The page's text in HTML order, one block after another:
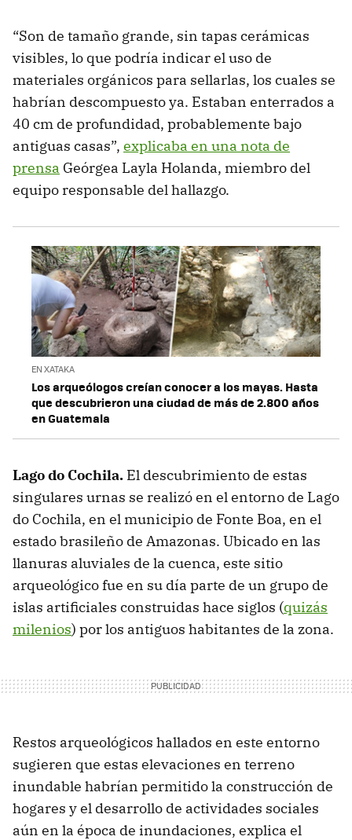
“Son de tamaño grande, sin tapas cerámicas
visibles, lo que podría indicar el uso de
materiales orgánicos para sellarlas, los cuales se
habrían descompuesto ya. Estaban enterrados a
40 cm de profundidad, probablemente bajo
antiguas casas”, explicaba en una nota de
prensa Geórgea Layla Holanda, miembro del
equipo responsable del hallazgo.
EN XATAKA
Los arqueólogos creían conocer a los mayas. Hasta
que descubrieron una ciudad de más de 2.800 años
en Guatemala
Lago do Cochila. El descubrimiento de estas
singulares urnas se realizó en el entorno de Lago
do Cochila, en el municipio de Fonte Boa, en el
estado brasileño de Amazonas. Ubicado en las
llanuras aluviales de la cuenca, este sitio
arqueológico fue en su día parte de un grupo de
islas artificiales construidas hace siglos (quizás
milenios) por los antiguos habitantes de la zona.
Restos arqueológicos hallados en este entorno
sugieren que estas elevaciones en terreno
inundable habrían permitido la construcción de
hogares y el desarrollo de actividades sociales
aún en la época de inundaciones, explica el